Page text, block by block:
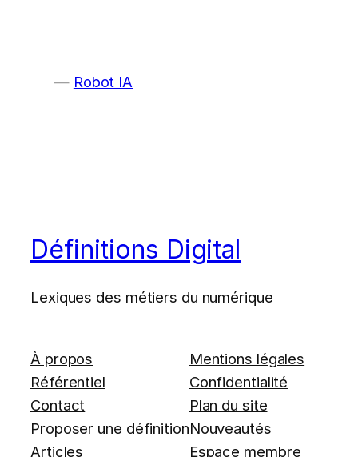
Robot IA
Définitions Digital
Lexiques des métiers du numérique
À propos
Référentiel
Contact
Proposer une définition
Articles
Mentions légales
Confidentialité
Plan du site
Nouveautés
Espace membre